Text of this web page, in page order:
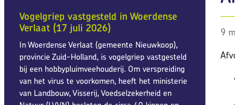
Vogelgriep vastgesteld in Woerdense
Verlaat (17 juli 2026)
In Woerdense Verlaat (gemeente Nieuwkoop),
provincie Zuid-Holland, is vogelgriep vastgesteld
bij een hobbypluimveehouderij. Om verspreiding
van het virus te voorkomen, heeft het ministerie
van Landbouw, Visserij, Voedselzekerheid en
9